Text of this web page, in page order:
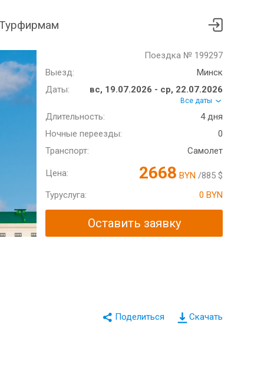
Поездка № 199297
Выезд:
Минск
Даты:
вс, 19.07.2026 - ср, 22.07.2026
Все даты
Длительность:
4 дня
Ночные переезды:
0
Транспорт:
Самолет
Цена: 2668 BYN /885 $
Туруслуга:
0 BYN
Оставить заявку
Скачать